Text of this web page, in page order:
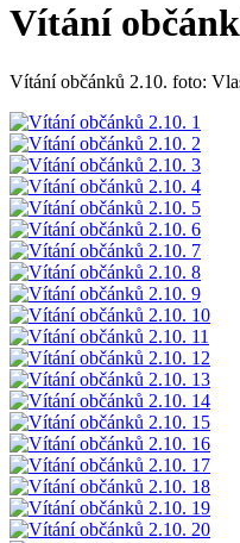
Vítání
Vítání občánků 2.10. foto: